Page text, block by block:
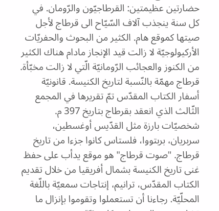
حضارتين عظيمتين: القرطاجيّون والرّومان. في
كل سنة ينجذب آلاف السّيّاح الى قرطاج لأجل
صيتها كموقع هام. الكثير من البحوث والحفريّات
الأركيولوجيّة لا زالت قيد الإنجاز مادام هناك الكثير
من الكنوز والعجائب الرّومانيّة الّتي لا زالت مخبّأة.
قرطاج مهمّة بالنّسبة لتاريخ الكنيسة. قانونيّة
أسفار الكتاب المقدّس تمّ تقريرها في المجمع
الثّالث الذي انعقد بقرطاج بتاريخ 397 م.
شخصيّات بارزة مثل القدّيس أوغسطين،
سربريان، بربتووا، فلستاس كانوا جزءا من تاريخ
قرطاج. "صوت قرطاج" هو موقع يدأب على حفظ
غنى تاريخ الكنيسة بشمال أفريقيا من خلال تقديم
الكتاب المقدّس، ترانيم، إنتاجات سمعيّة باللّغة
المحلّيّة. رجاءنا أن تستعملوا وتقوموا بإنزال ما